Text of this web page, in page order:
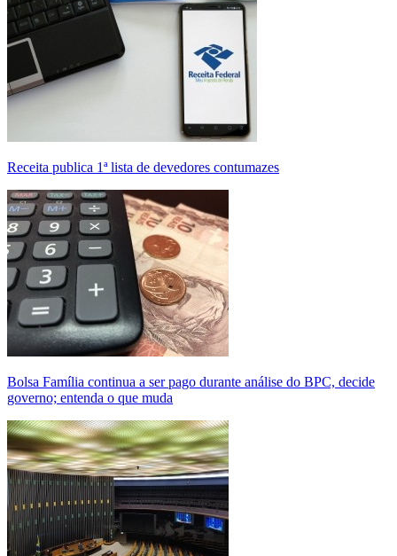
Receita publica 1ª lista de devedores contumazes
Bolsa Família continua a ser pago durante análise do BPC, decide
governo; entenda o que muda